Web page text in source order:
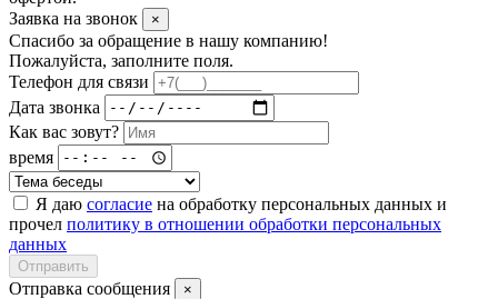
Заявка на звонок
×
Спасибо за обращение в нашу компанию!
Пожалуйста, заполните поля.
Телефон для связи
Дата звонка
Как вас зовут?
время
Я даю согласие на обработку персональных данных и
прочел политику в отношении обработки персональных
данных
Отправить
Отправка сообщения ×